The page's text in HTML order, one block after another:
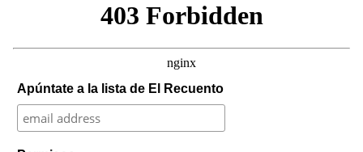
Apúntate a la lista de El Recuento